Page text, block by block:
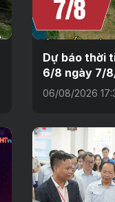
Dự báo thời
6/8 ngày 7/
06/08/2026